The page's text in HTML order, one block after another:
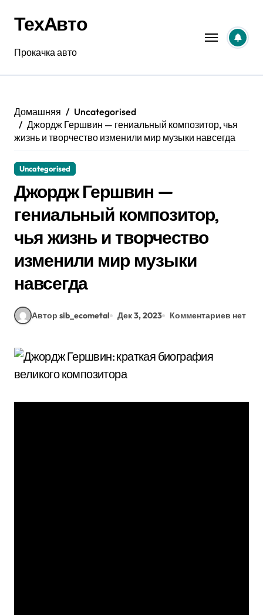
содержанию
ТехАвто
Прокачка авто
Домашняя
Uncategorised
Джордж Гершвин — гениальный композитор, чья
жизнь и творчество изменили мир музыки навсегда
Uncategorised
Джордж Гершвин —
гениальный композитор,
чья жизнь и творчество
изменили мир музыки
навсегда
Автор sib_ecometal Дек 3, 2023 Комментариев нет